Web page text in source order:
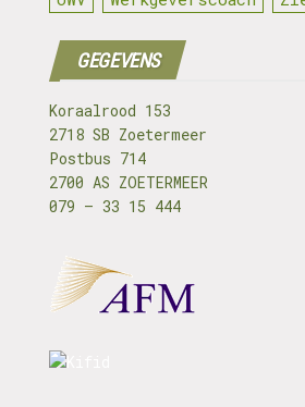
GEGEVENS
Koraalrood 153
2718 SB Zoetermeer
Postbus 714
2700 AS ZOETERMEER
079 – 33 15 444